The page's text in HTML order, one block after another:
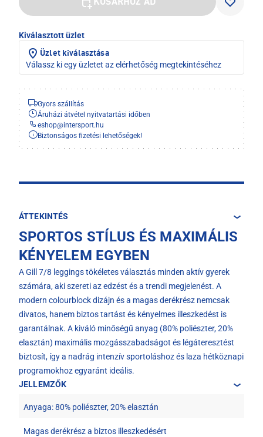
KOSÁRHOZ AD
Kiválasztott üzlet
Üzlet kiválasztása
Válassz ki egy üzletet az elérhetőség megtekintéséhez
Gyors szállítás
Áruházi átvétel nyitvatartási időben
eshop@intersport.hu
Biztonságos fizetési lehetőségek!
ÁTTEKINTÉS
SPORTOS STÍLUS ÉS MAXIMÁLIS
KÉNYELEM EGYBEN
A Gill 7/8 leggings tökéletes választás minden aktív gyerek
számára, aki szereti az edzést és a trendi megjelenést. A
modern colourblock dizájn és a magas derékrész nemcsak
divatos, hanem biztos tartást és kényelmes illeszkedést is
garantálnak. A kiváló minőségű anyag (80% poliészter, 20%
elasztán) maximális mozgásszabadságot és légáteresztést
biztosít, így a nadrág intenzív sportoláshoz és laza hétköznapi
programokhoz egyaránt ideális.
JELLEMZŐK
Anyaga: 80% poliészter, 20% elasztán
Magas derékrész a biztos illeszkedésért